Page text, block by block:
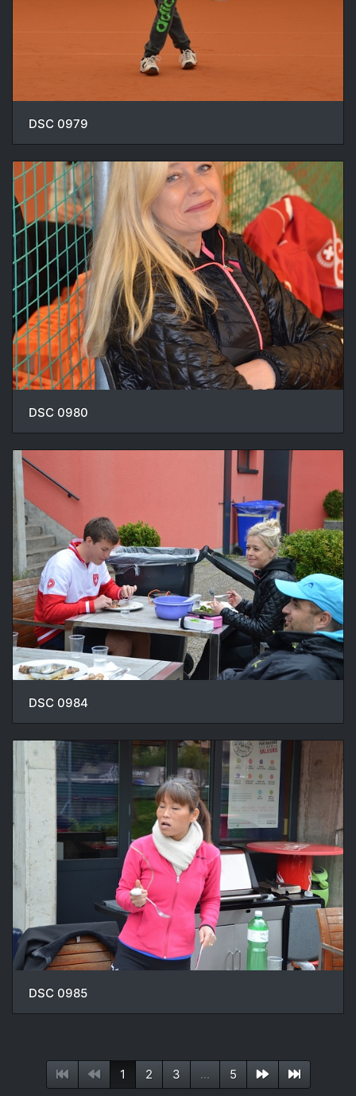
DSC 0979
DSC 0980
DSC 0984
DSC 0985
1 2 3 ... 5